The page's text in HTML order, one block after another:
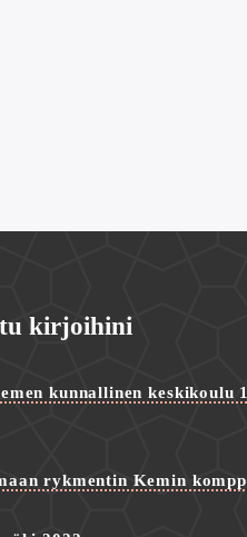
kirjoihini
kunnallinen keskikoulu
rykmentin Kemin